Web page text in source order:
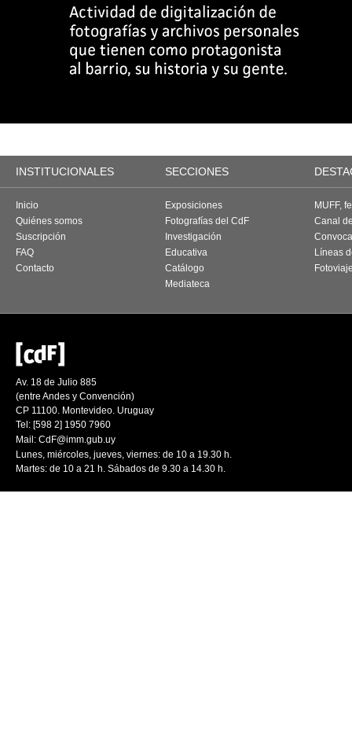
INSTITUCIONALES SECCIONES
Inicio
Quiénes somos
Suscripción
FAQ
Contacto
Exposiciones
Fotografías del CdF
Investigación
Educativa
Catálogo
Mediateca
MUFF,
Canal
Líneas
Av. 18 de Julio 885
(entre Andes y Convención)
CP 11100. Montevideo. Uruguay
Tel: [598 2] 1950 7960
Mail: CdF@imm.gub.uy
Lunes, miércoles, jueves, viernes: de 10 a 19.30 h.
Martes: de 10 a 21 h. Sábados de 9.30 a 14.30 h.